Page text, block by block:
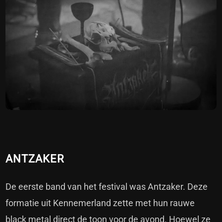
ANTZAKER
De eerste band van het festival was Antzaker. Deze
formatie uit Kennemerland zette met hun rauwe
black metal direct de toon voor de avond. Hoewel ze